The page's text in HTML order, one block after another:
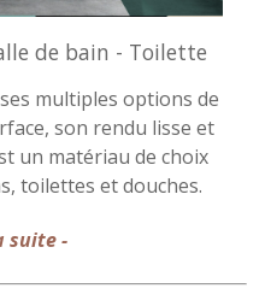
de bain - Toilette
multiples options de
son rendu lisse et
un matériau de choix
toilettes et douches.
suite -